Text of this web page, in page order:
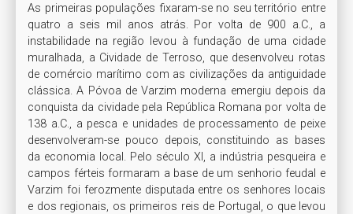
As primeiras populações fixaram-se no seu território entre
quatro a seis mil anos atrás. Por volta de 900 a.C., a
instabilidade na região levou à fundação de uma cidade
muralhada, a Cividade de Terroso, que desenvolveu rotas
de comércio marítimo com as civilizações da antiguidade
clássica. A Póvoa de Varzim moderna emergiu depois da
conquista da cividade pela República Romana por volta de
138 a.C., a pesca e unidades de processamento de peixe
desenvolveram-se pouco depois, constituindo as bases
da economia local. Pelo século XI, a indústria pesqueira e
campos férteis formaram a base de um senhorio feudal e
Varzim foi ferozmente disputada entre os senhores locais
e dos regionais, os primeiros reis de Portugal, o que levou